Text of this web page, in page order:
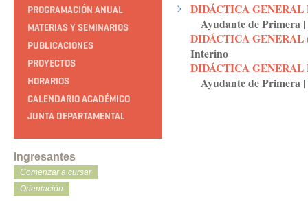
PROGRAMACIÓN ANUAL
MATERIAS Y SEMINARIOS
PUBLICACIONES
PROYECTOS
HORARIOS
CALENDARIO ACADÉMICO
JUNTA DEPARTAMENTAL
Ingresantes
Comenzar a cursar
Orientación
DIDÁCTICA
Ayudante de Primera |
DIDÁCTICA GENERAL
Interino
DIDÁCTICA GENERAL
Ayudante de Primera |